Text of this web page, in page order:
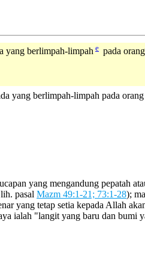
yang berlimpah-limpah e pada
yang berlimpah-limpah pada
yang mengandung pepatah
pasal Mazm 49:1-21; 73:1-28);
yang tetap setia kepada Allah
ialah "langit yang baru dan bumi